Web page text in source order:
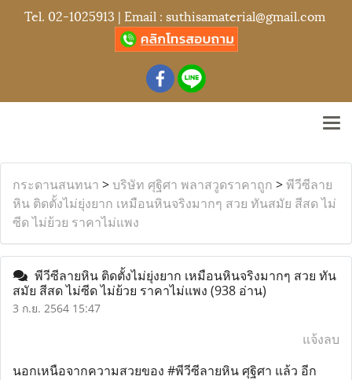
Tel. 02-1025913 | Email : suthisamaterial@gmail.com
กระดานสนทนา >บริษัท ศุฐิศา พลาสวูดราคาถูก >พีวีซีลาย
หิน ติดตั้งไม่ยุ่งยาก เหมือนหินจริงมากๆ สวย ทันสมัย สีสด ไม่
ซีด ไม่ย้วย ราคาไม่แพง
พีวีซีลายหิน ติดตั้งไม่ยุ่งยาก เหมือนหินจริงมากๆ สวย ทัน
สมัย สีสด ไม่ซีด ไม่ย้วย ราคาไม่แพง (938 อ่าน)
3 ก.ย. 2564 15:47
แจ้งลบ
นอกเหนือจากความสวยของ #พีวีซีลายหิน ศุฐิศา แล้ว อีก